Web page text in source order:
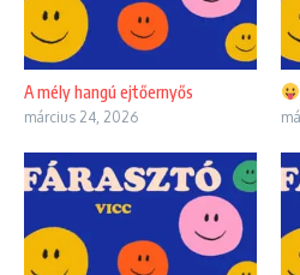
A mély hangú ejtőernyős
március 24, 2026